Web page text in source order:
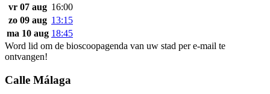
vr 07 aug 16:00
zo 09 aug 13:15
ma 10 aug 18:45
Word lid om de bioscoopagenda van uw stad per e-mail te
ontvangen!
Calle Málaga